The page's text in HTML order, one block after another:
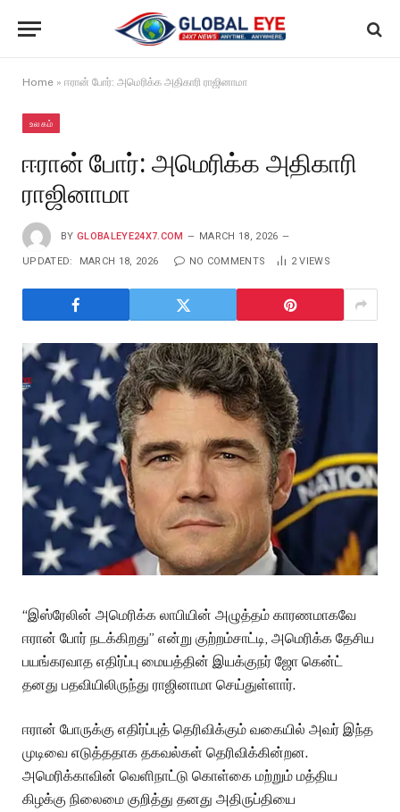
Home » ஈரான் போர்: அமெரிக்க அதிகாரி ராஜினாமா
உலகம்
ஈரான் போர்: அமெரிக்க அதிகாரி
ராஜினாமா
BY GLOBALEYE24X7.COM MARCH 18, 2026
UPDATED: MARCH 18, 2026 NO COMMENTS 2VIEWS
“இஸ்ரேலின் அமெரிக்க லாபியின் அழுத்தம் காரணமாகவே
ஈரான் போர் நடக்கிறது” என்று குற்றம்சாட்டி, அமெரிக்க தேசிய
பயங்கரவாத எதிர்ப்பு மையத்தின் இயக்குநர் ஜோ கென்ட்
தனது பதவியிலிருந்து ராஜினாமா செய்துள்ளார்.
ஈரான் போருக்கு எதிர்ப்புத் தெரிவிக்கும் வகையில் அவர் இந்த
முடிவை எடுத்ததாக தகவல்கள் தெரிவிக்கின்றன.
அமெரிக்காவின் வெளிநாட்டு கொள்கை மற்றும் மத்திய
கிழக்கு நிலைமை குறித்து தனது அதிருப்தியை